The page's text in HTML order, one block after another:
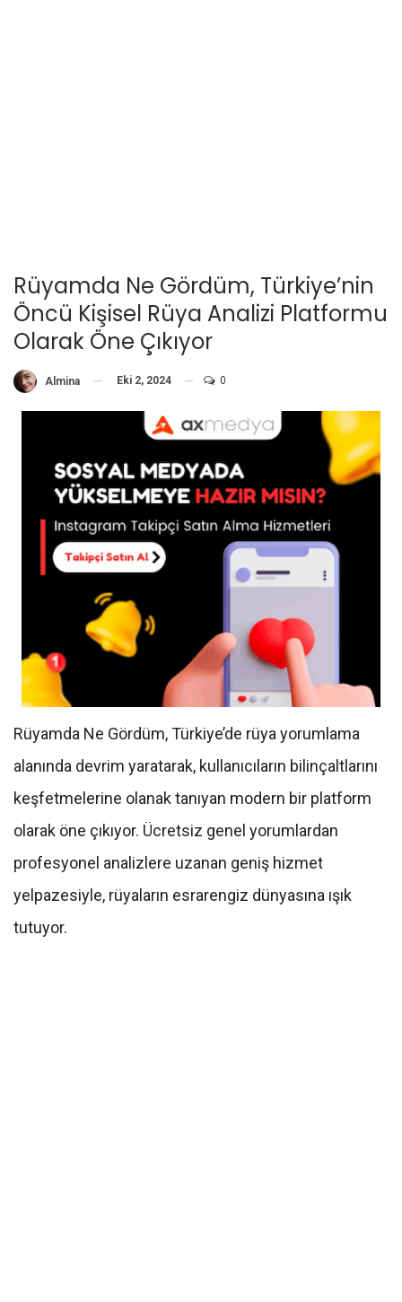
Rüyamda Ne Gördüm, Türkiye’nin
Öncü Kişisel Rüya Analizi Platformu
Olarak Öne Çıkıyor
Almina Eki 2, 2024 0
Rüyamda Ne Gördüm, Türkiye’de rüya yorumlama
alanında devrim yaratarak, kullanıcıların bilinçaltlarını
keşfetmelerine olanak tanıyan modern bir platform
olarak öne çıkıyor. Ücretsiz genel yorumlardan
profesyonel analizlere uzanan geniş hizmet
yelpazesiyle, rüyaların esrarengiz dünyasına ışık
tutuyor.